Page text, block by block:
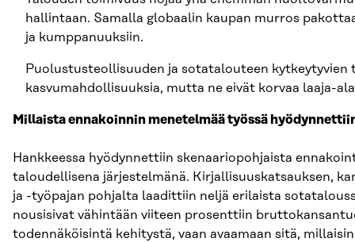
hallintaan. Samalla globaalin kaupan murros
ja kumppanuuksiin.
Puolustusteollisuuden ja sotatalouteen
kasvumahdollisuuksia, mutta ne eivät korvaa laaja-
Millaista ennakoinnin menetelmää työssä
Hankkeessa hyödynnettiin skenaariopohjaista
taloudellisena järjestelmänä. Kirjallisuuskatsauksen,
ja -työpajan pohjalta laadittiin neljä erilaista
nousisivat vähintään viiteen prosenttiin
todennäköisintä kehitystä, vaan avaamaan sitä,